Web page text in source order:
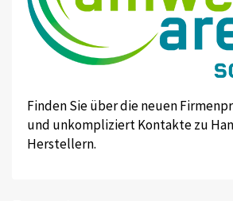
Finden Sie über die neuen
und unkompliziert Kontakte zu
Herstellern.